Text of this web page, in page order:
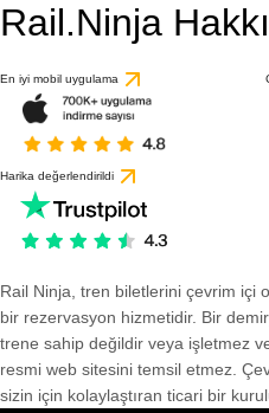
Rail.Ninja
En iyi mobil uygulama
Harika değerlendirildi
Rail Ninja, tren biletlerini çevrim içi
bir rezervasyon hizmetidir. Bir
trene sahip değildir veya işletmez
resmi web sitesini temsil etmez.
sizin için kolaylaştıran ticari bir